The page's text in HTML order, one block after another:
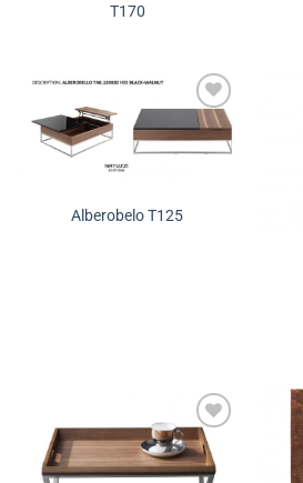
T170
Додади во
желботека
Alberobelo T125
Додади во
желботека